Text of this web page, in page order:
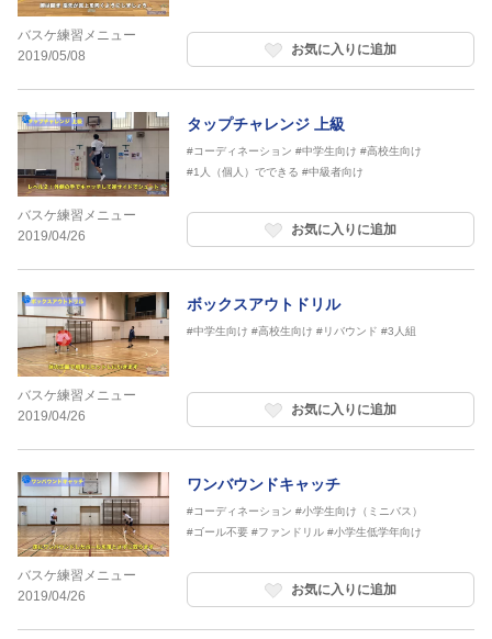
バスケ練習メニュー
2019/05/08
お気に入りに追加
バスケ練習メニュー
2019/04/26
タップチャレンジ 上級
#コーディネーション #中学生向け #高校生向け
#1人（個人）でできる #中級者向け
お気に入りに追加
バスケ練習メニュー
2019/04/26
ボックスアウトドリル
#中学生向け #高校生向け #リバウンド #3人組
お気に入りに追加
バスケ練習メニュー
2019/04/26
ワンバウンドキャッチ
#コーディネーション #小学生向け（ミニバス）
#ゴール不要 #ファンドリル #小学生低学年向け
お気に入りに追加